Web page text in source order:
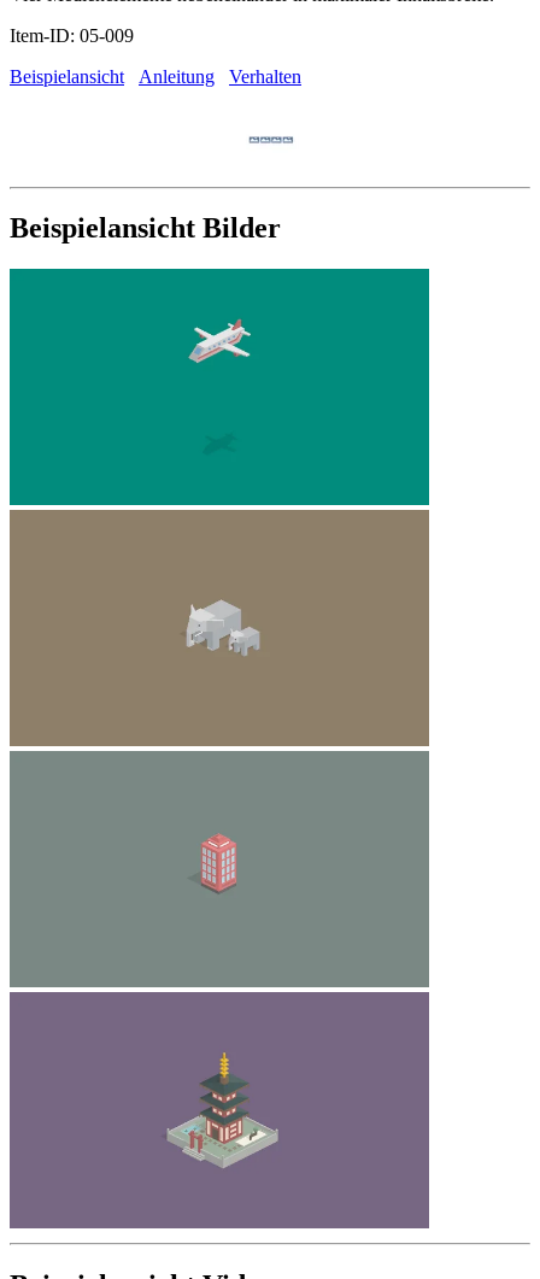
Item-ID: 05-009
Beispielansicht
Anleitung Verhalten
Beispielansicht Bilder